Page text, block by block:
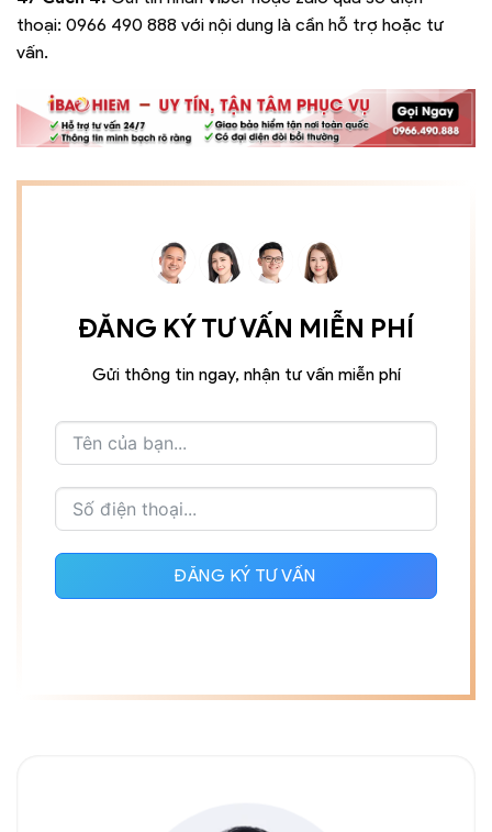
thoại: 0966 490 888 với nội dung là cần hỗ trợ hoặc tư
vấn.
ĐĂNG KÝ TƯ VẤN MIỄN PHÍ
Gửi thông tin ngay, nhận tư vấn miễn phí
ĐĂNG KÝ TƯ VẤN